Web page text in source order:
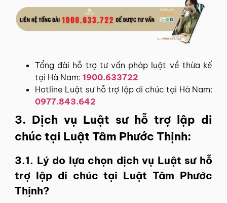
Tổng đài hỗ trợ tư vấn pháp luật về thừa kế
tại Hà Nam: 1900.633722
Hotline Luật sư hỗ trợ lập di chúc tại Hà Nam:
0977.843.642
3. Dịch vụ Luật sư hỗ trợ lập di
chúc tại Luật Tâm Phước Thịnh:
3.1. Lý do lựa chọn dịch vụ Luật sư hỗ
trợ lập di chúc tại Luật Tâm Phước
Thịnh?